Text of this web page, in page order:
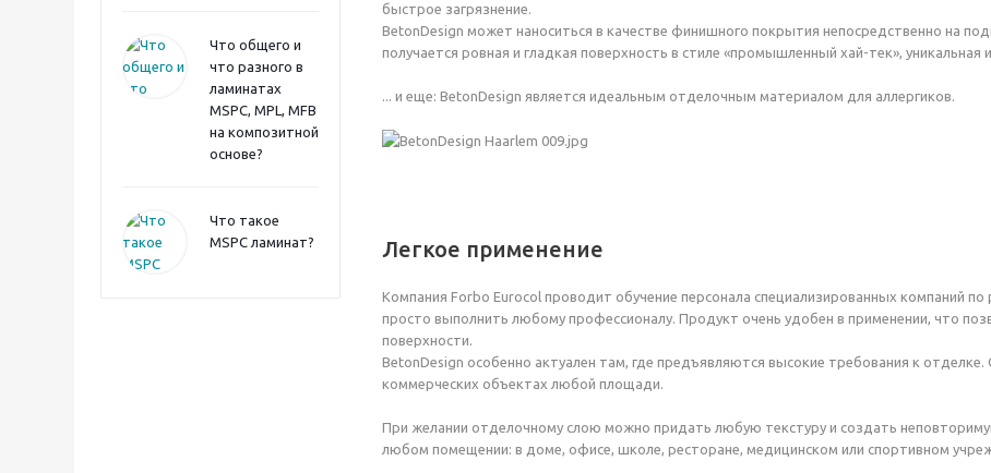
Что общего и
что разного в
ламинатах
MSPC, MPL, MFB
на композитной
основе?
Что такое
MSPC ламинат?
быстрое загрязнение.
BetonDesign может наноситься в качестве финишного покрытия непосредственно на
получается ровная и гладкая поверхность в стиле «промышленный хай-тек», уникальная
... и еще: BetonDesign является идеальным отделочным материалом для аллергиков.
Легкое применение
Компания Forbo Eurocol проводит обучение персонала специализированных компаний
просто выполнить любому профессионалу. Продукт очень удобен в применении, что
поверхности.
BetonDesign особенно актуален там, где предъявляются высокие требования к
коммерческих объектах любой площади.
При желании отделочному слою можно придать любую текстуру и создать
любом помещении: в доме, офисе, школе, ресторане, медицинском или спортивном